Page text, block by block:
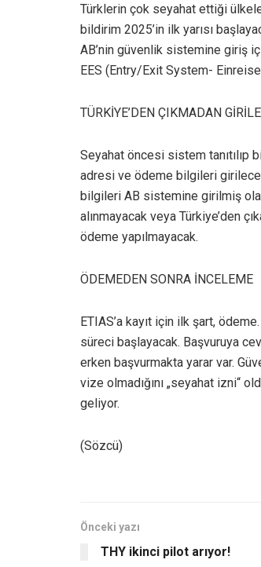
Türklerin çok seyahat ettiği
bildirim 2025’in ilk yarısı
AB’nin güvenlik sistemine giriş
EES (Entry/Exit System-
TÜRKİYE’DEN ÇIKMADAN
Seyahat öncesi sistem tanıtılıp
adresi ve ödeme bilgileri
bilgileri AB sistemine girilmiş
alınmayacak veya Türkiye’den
ödeme yapılmayacak.
ÖDEMEDEN SONRA İNCELEME
ETIAS’a kayıt için ilk şart,
süreci başlayacak. Başvuruya
erken başvurmakta yarar var.
vize olmadığını „seyahat izni“
geliyor.
(Sözcü)
Önceki yazı
THY ikinci pilot arıyor!